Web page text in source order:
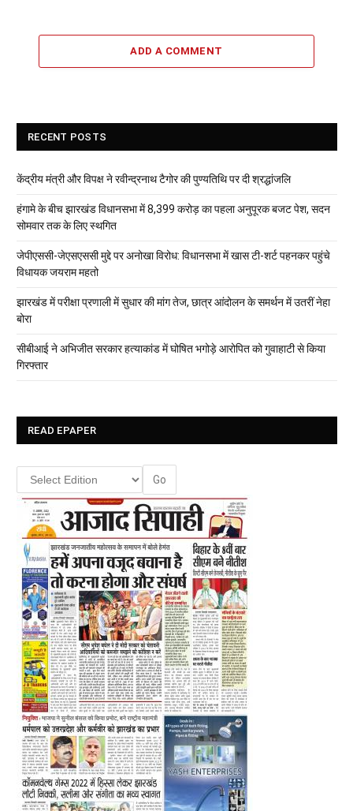
ADD A COMMENT
RECENT POSTS
केंद्रीय मंत्री और विपक्ष ने रवीन्द्रनाथ टैगोर की पुण्यतिथि पर दी श्रद्धांजलि
हंगामे के बीच झारखंड विधानसभा में 8,399 करोड़ का पहला अनुपूरक बजट पेश, सदन
सोमवार तक के लिए स्थगित
जेपीएससी-जेएसएससी मुद्दे पर अनोखा विरोध: विधानसभा में खास टी-शर्ट पहनकर पहुंचे
विधायक जयराम महतो
झारखंड में परीक्षा प्रणाली में सुधार की मांग तेज, छात्र आंदोलन के समर्थन में उतरीं नेहा
बोरा
सीबीआई ने अभिजीत सरकार हत्याकांड में घोषित भगोड़े आरोपित को गुवाहाटी से किया
गिरफ्तार
READ EPAPER